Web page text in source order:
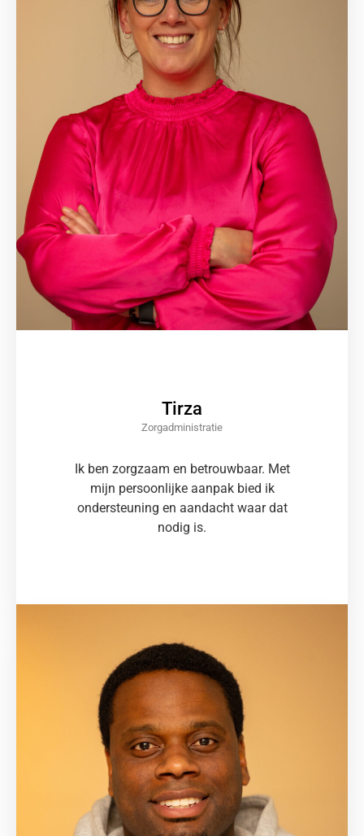
Tirza
Zorgadministratie
Ik ben zorgzaam en betrouwbaar. Met
mijn persoonlijke aanpak bied ik
ondersteuning en aandacht waar dat
nodig is.